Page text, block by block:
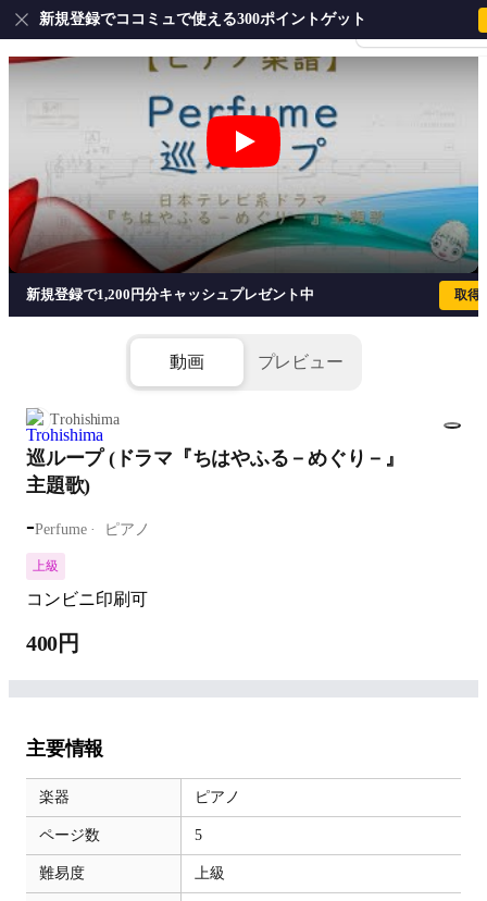
会員登録・ログイ
新規登録でココミュで使える300ポイントゲット
巡ループ (ドラマ『ちはやふる－めぐ
新規登録で1,200円分キャッシュプレゼント中 取得
動画 プレビュー
Trohishima
巡ループ (ドラマ『ちはやふる－めぐり－』
主題歌)
-Perfume ピアノ
上級
コンビニ印刷可
400円
主要情報
楽器 ピアノ
ページ数 5
難易度 上級